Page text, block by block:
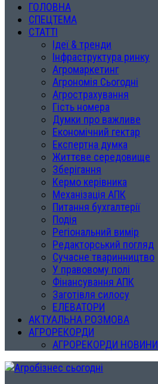
ГОЛОВНА
СПЕЦТЕМА
СТАТТІ
Ідеї & тренди
Інфраструктура ринку
Агромаркетинг
Агрономія Сьогодні
Агрострахування
Гість номера
Думки про важливе
Економічний гектар
Експертна думка
Життєве середовище
Зберігання
Кермо керівника
Механізація АПК
Питання бухгалтерії
Подія
Регіональний вимір
Редакторський погляд
Сучасне тваринництво
У правовому полі
Фінансування АПК
Заготівля силосу
ЕЛЕВАТОРИ
АКТУАЛЬНА РОЗМОВА
АГРОРЕКОРДИ
АГРОРЕКОРДИ НОВИНИ